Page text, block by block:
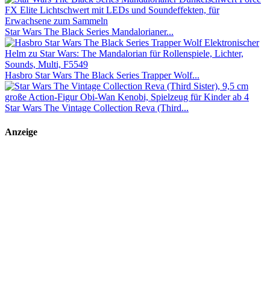
Star Wars The Black Series Mandalorianer...
Hasbro Star Wars The Black Series Trapper Wolf...
Star Wars The Vintage Collection Reva (Third...
Anzeige